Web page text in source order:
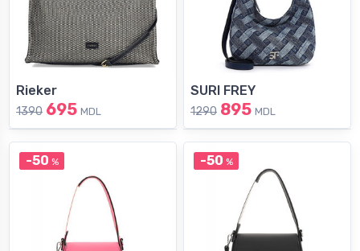
Rieker
1390 695 MDL
SURI FREY
1290 895 MDL
-50 % -50 %